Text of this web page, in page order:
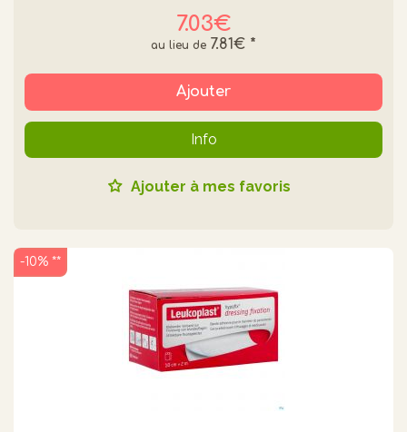
7.03€
7.81€ *
Ajouter
Info
Ajouter à mes favoris
-10% **